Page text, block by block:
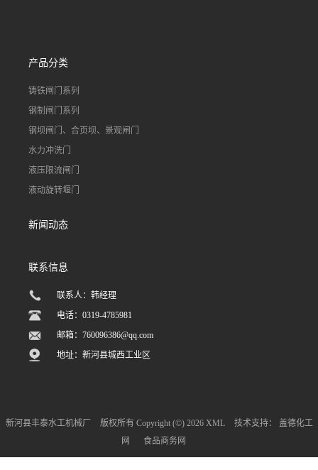
产品分类
铸铁闸门系列
钢制闸门系列
钢坝闸门、合页坝、景观闸门
水力冲洗门
液压限流闸门
液动旋转堰门
新闻动态
联系信息
联系人：韩经理
电话：0319-4785981
邮箱：760096386@qq.com
地址：新河县城西工业区
新河县丰泰水工机械厂 版权所有 Copyright (©) 2026 XML 技术支持：
盖德化工
网
食品商务网